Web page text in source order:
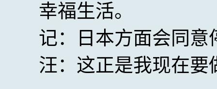
幸福生活。
记：日本方面会同意
汪：这正是我现在要